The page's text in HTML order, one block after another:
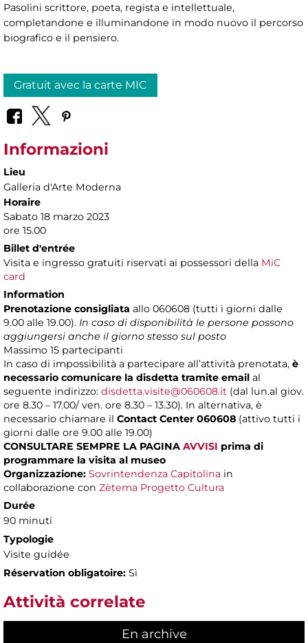
Pasolini scrittore, poeta, regista e intellettuale,
completandone e illuminandone in modo nuovo il percorso
biografico e il pensiero.
Gratuit avec la carte MIC
Informazioni
Lieu
Galleria d'Arte Moderna
Horaire
Sabato 18 marzo 2023
ore 15.00
Billet d'entrée
Visita e ingresso gratuiti riservati ai possessori della MiC
card
Information
Prenotazione consigliata allo 060608 (tutti i giorni dalle
9.00 alle 19.00). In caso di disponibilità le persone possono
aggiungersi anche il giorno stesso sul posto
Massimo 15 partecipanti
In caso di impossibilità a partecipare all’attività prenotata, è
necessario comunicare la disdetta tramite email al
seguente indirizzo: disdetta.visite@060608.it (dal lun.al giov.
ore 8.30 – 17.00/ ven. ore 8.30 – 13.30). In alternativa, è
necessario chiamare il Contact Center 060608 (attivo tutti i
giorni dalle ore 9.00 alle 19.00)
CONSULTARE SEMPRE LA PAGINA AVVISI prima di
programmare la visita al museo
Organizzazione: Sovrintendenza Capitolina in
collaborazione con Zètema Progetto Cultura
Durée
90 minuti
Typologie
Visite guidée
Réservation obligatoire: Sì
Attività correlate
En archive